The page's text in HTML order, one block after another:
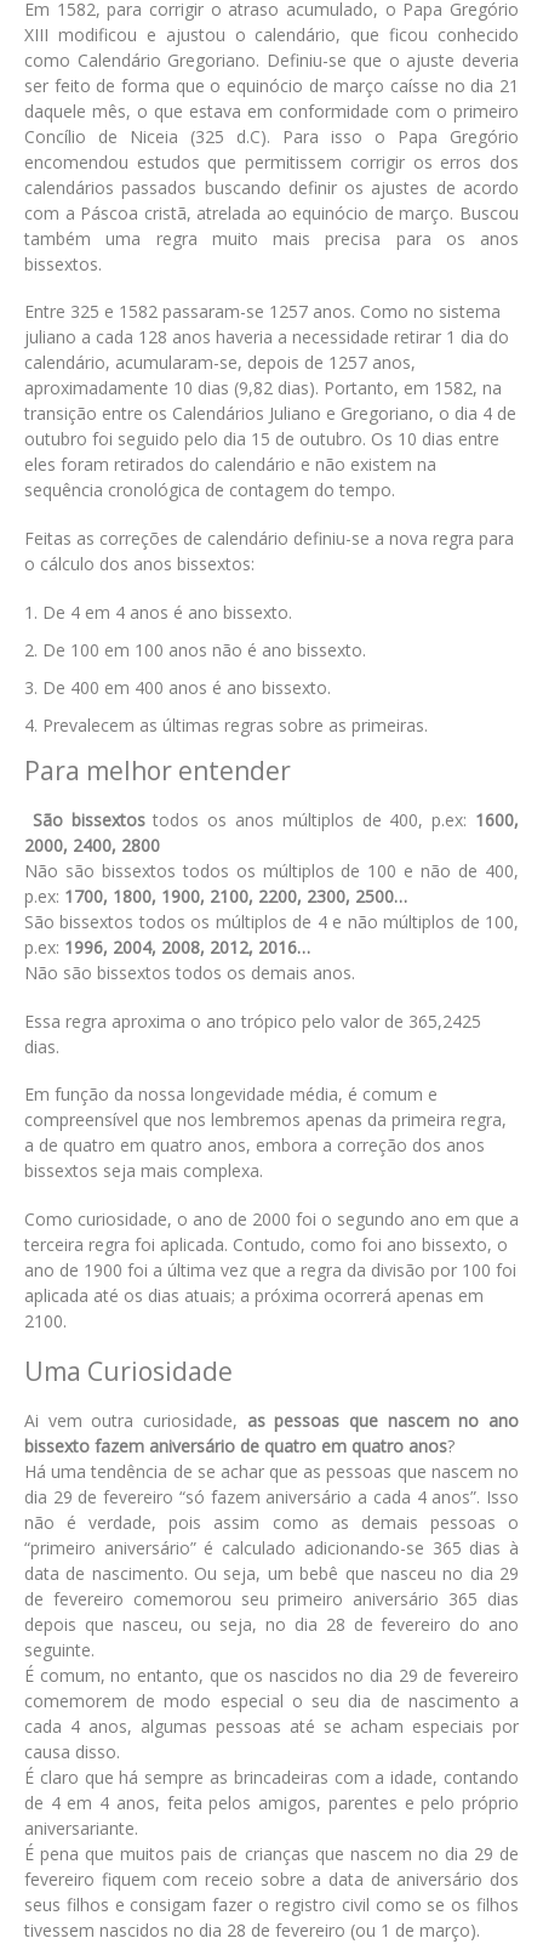
Em 1582, para corrigir o atraso acumulado, o Papa Gregório
XIII modificou e ajustou o calendário, que ficou conhecido
como Calendário Gregoriano. Definiu-se que o ajuste deveria
ser feito de forma que o equinócio de março caísse no dia 21
daquele mês, o que estava em conformidade com o primeiro
Concílio de Niceia (325 d.C). Para isso o Papa Gregório
encomendou estudos que permitissem corrigir os erros dos
calendários passados buscando definir os ajustes de acordo
com a Páscoa cristã, atrelada ao equinócio de março. Buscou
também uma regra muito mais precisa para os anos
bissextos.
Entre 325 e 1582 passaram-se 1257 anos. Como no sistema
juliano a cada 128 anos haveria a necessidade retirar 1 dia do
calendário, acumularam-se, depois de 1257 anos,
aproximadamente 10 dias (9,82 dias). Portanto, em 1582, na
transição entre os Calendários Juliano e Gregoriano, o dia 4 de
outubro foi seguido pelo dia 15 de outubro. Os 10 dias entre
eles foram retirados do calendário e não existem na
sequência cronológica de contagem do tempo.
Feitas as correções de calendário definiu-se a nova regra para
o cálculo dos anos bissextos:
De 4 em 4 anos é ano bissexto.
De 100 em 100 anos não é ano bissexto.
De 400 em 400 anos é ano bissexto.
Prevalecem as últimas regras sobre as primeiras.
Para melhor entender
São bissextostodos os anos múltiplos de 400, p.ex: 1600,
2000, 2400, 2800
Não são bissextos todos os múltiplos de 100 e não de 400,
p.ex: 1700, 1800, 1900, 2100, 2200, 2300, 2500…
São bissextos todos os múltiplos de 4 e não múltiplos de 100,
p.ex: 1996, 2004, 2008, 2012, 2016…
Não são bissextos todos os demais anos.
Essa regra aproxima o ano trópico pelo valor de 365,2425
dias.
Em função da nossa longevidade média, é comum e
compreensível que nos lembremos apenas da primeira regra,
a de quatro em quatro anos, embora a correção dos anos
bissextos seja mais complexa.
Como curiosidade, o ano de 2000 foi o segundo ano em que a
terceira regra foi aplicada. Contudo, como foi ano bissexto, o
ano de 1900 foi a última vez que a regra da divisão por 100 foi
aplicada até os dias atuais; a próxima ocorrerá apenas em
2100.
Uma Curiosidade
Ai vem outra curiosidade, as pessoas que nascem no ano
bissexto fazem aniversário de quatro em quatro anos?
Há uma tendência de se achar que as pessoas que nascem no
dia 29 de fevereiro “só fazem aniversário a cada 4 anos”. Isso
não é verdade, pois assim como as demais pessoas o
“primeiro aniversário” é calculado adicionando-se 365 dias à
data de nascimento. Ou seja, um bebê que nasceu no dia 29
de fevereiro comemorou seu primeiro aniversário 365 dias
depois que nasceu, ou seja, no dia 28 de fevereiro do ano
seguinte.
É comum, no entanto, que os nascidos no dia 29 de fevereiro
comemorem de modo especial o seu dia de nascimento a
cada 4 anos, algumas pessoas até se acham especiais por
causa disso.
É claro que há sempre as brincadeiras com a idade, contando
de 4 em 4 anos, feita pelos amigos, parentes e pelo próprio
aniversariante.
É pena que muitos pais de crianças que nascem no dia 29 de
fevereiro fiquem com receio sobre a data de aniversário dos
seus filhos e consigam fazer o registro civil como se os filhos
tivessem nascidos no dia 28 de fevereiro (ou 1 de março).